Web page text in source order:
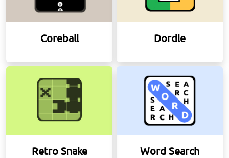
Coreball Dordle
Retro Snake Word Search